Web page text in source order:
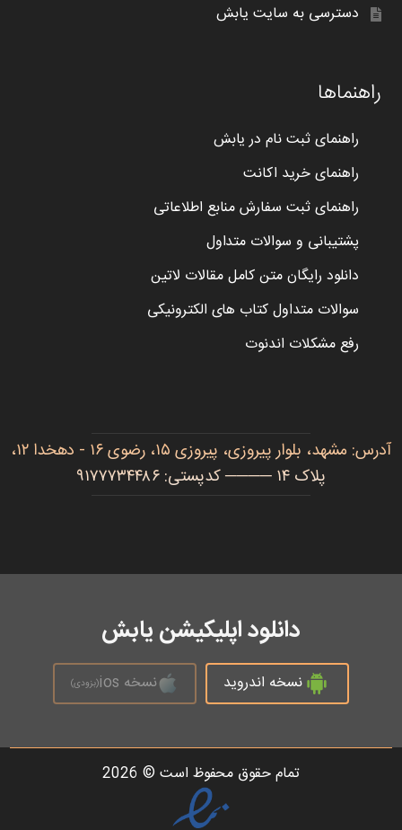
دسترسی به سایت یابش
راهنماها
راهنمای ثبت نام در یابش
راهنمای خرید اکانت
راهنمای ثبت سفارش منابع اطلاعاتی
پشتیبانی و سوالات متداول
دانلود رایگان متن کامل مقالات لاتین
سوالات متداول کتاب های الکترونیکی
رفع مشکلات اندنوت
آدرس: مشهد، بلوار پیروزی، پیروزی ۱۵، رضوی ۱۶ - دهخدا ۱۲،
پلاک ۱۴ ──── کدپستی: ۹۱۷۷۷۳۴۴۸۶
دانلود اپلیکیشن یابش
نسخه اندروید نسخه ios (بزودی)
تمام حقوق محفوظ است © 2026